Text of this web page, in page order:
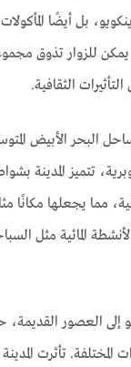
بل أيضًا
يمكن للزوار تذوق
الثقافية.
البحر الأبيض
تتميز المدينة
مما يجعلها مكانًا
المائية مثل
إلى العصور
تأثرت المدينة